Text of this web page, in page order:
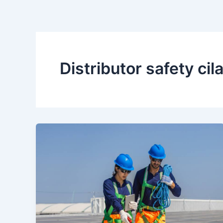
Distributor safety